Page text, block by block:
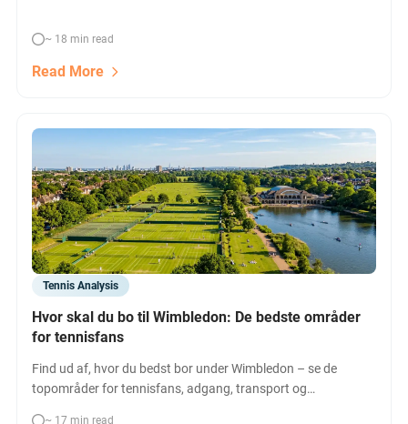
~ 18 min read
Read More
Tennis Analysis
Hvor skal du bo til Wimbledon: De bedste områder
for tennisfans
Find ud af, hvor du bedst bor under Wimbledon – se de
topområder for tennisfans, adgang, transport og
~ 17 min read